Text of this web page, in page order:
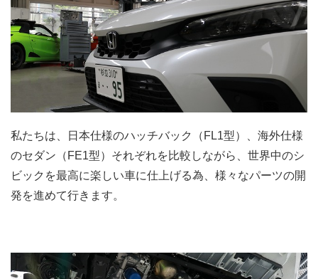
私たちは、日本仕様のハッチバック（FL1型）、海外仕様
のセダン（FE1型）それぞれを比較しながら、世界中のシ
ビックを最高に楽しい車に仕上げる為、様々なパーツの開
発を進めて行きます。